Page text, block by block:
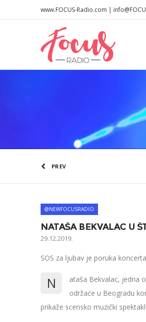
www.FOCUS-Radio.com |
PREV
@NEWFOCUSRADIO
NATAŠA BEKVALAC U
29.12.2019.
SOS za ljubav je poruka
N
ataša Bekvalac, jedna
održaće u Beogradu
prikaže scensko muzički